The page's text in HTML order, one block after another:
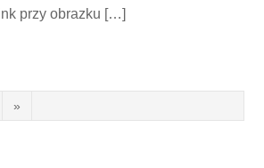
przy obrazku […]
»